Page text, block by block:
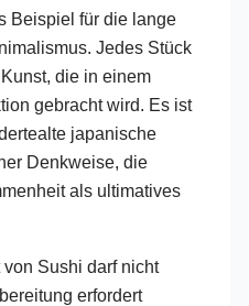
Beispiel für die lange
Jedes Stück
die in einem
gebracht wird. Es ist
japanische
Denkweise, die
als ultimatives
Sushi darf nicht
erfordert